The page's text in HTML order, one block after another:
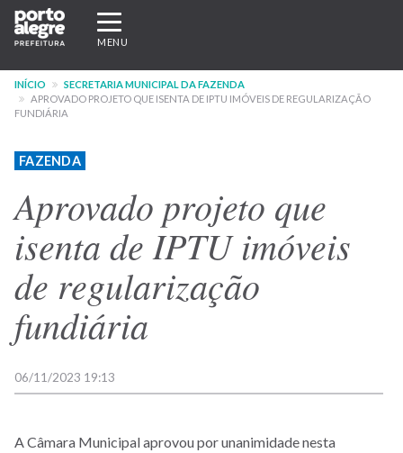
Pular
para
conteúdo
principal
Expandir/recolher
navegação
MENU
INÍCIO
SECRETARIA MUNICIPAL DA FAZENDA
APROVADO PROJETO QUE ISENTA DE IPTU IMÓVEIS DE REGULARIZAÇÃO
FUNDIÁRIA
FAZENDA
Aprovado projeto que
isenta de IPTU imóveis
de regularização
fundiária
06/11/2023 19:13
A Câmara Municipal aprovou por unanimidade nesta